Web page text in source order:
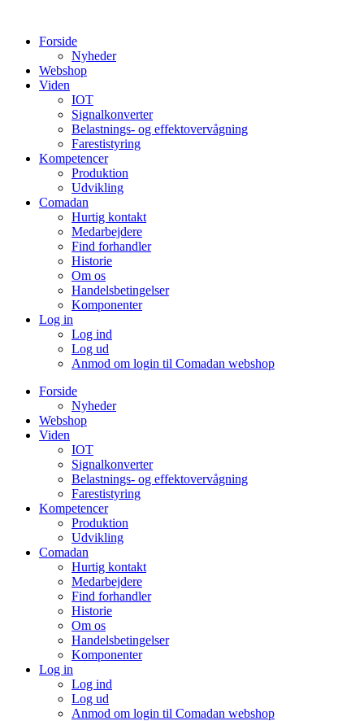
indholdForside
Nyheder
Webshop
Viden
IOT
Signalkonverter
Belastnings- og effektovervågning
Farestistyring
Kompetencer
Produktion
Udvikling
Comadan
Hurtig kontakt
Medarbejdere
Find forhandler
Historie
Om os
Handelsbetingelser
Komponenter
Log in
Log ind
Log ud
Anmod om login til Comadan webshop
Forside
Nyheder
Webshop
Viden
IOT
Signalkonverter
Belastnings- og effektovervågning
Farestistyring
Kompetencer
Produktion
Udvikling
Comadan
Hurtig kontakt
Medarbejdere
Find forhandler
Historie
Om os
Handelsbetingelser
Komponenter
Log in
Log ind
Log ud
Anmod om login til Comadan webshop